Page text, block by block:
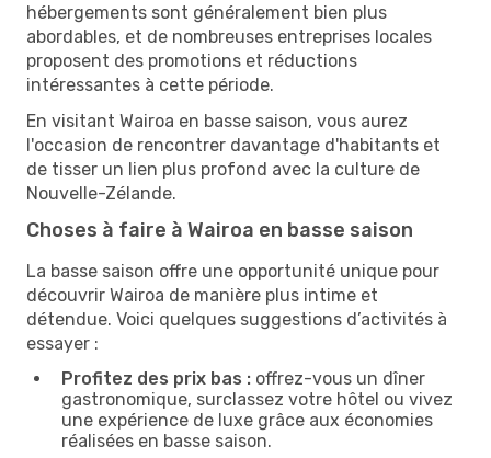
hébergements sont généralement bien plus
abordables, et de nombreuses entreprises locales
proposent des promotions et réductions
intéressantes à cette période.
En visitant Wairoa en basse saison, vous aurez
l'occasion de rencontrer davantage d'habitants et
de tisser un lien plus profond avec la culture de
Nouvelle-Zélande.
Choses à faire à Wairoa en basse saison
La basse saison offre une opportunité unique pour
découvrir Wairoa de manière plus intime et
détendue. Voici quelques suggestions d’activités à
essayer :
Profitez des prix bas : offrez-vous un dîner
gastronomique, surclassez votre hôtel ou vivez
une expérience de luxe grâce aux économies
réalisées en basse saison.